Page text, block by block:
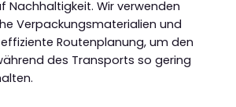
Nachhaltigkeit. Wir verwenden
Verpackungsmaterialien und
Routenplanung, um den
des Transports so gering